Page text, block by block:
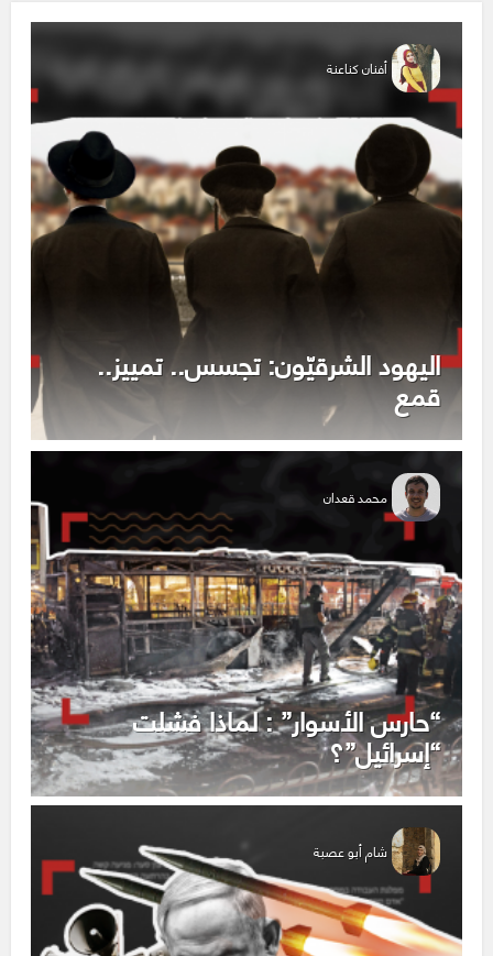
أفنان كناعنة
اليهود الشرقيّون: تجسس.. تمييز..
قمع
محمد قعدان
“حارس الأسوار” : لماذا فشلت
“إسرائيل”؟
شام أبو عصبة